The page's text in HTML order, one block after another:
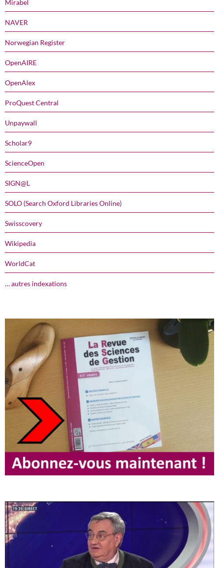
Mirabel
NAVER
Norwegian Register
OpenAIRE
OpenAlex
ProQuest Central
Unpaywall
Scholar9
ScienceOpen
SIGN@L
SOLO (Search Oxford Libraries Online)
Swisscovery
Wikipedia
WorldCat
… autres indexations